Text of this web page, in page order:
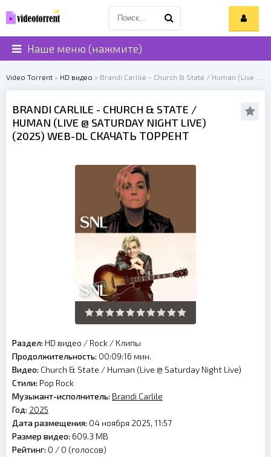
Наше меню (нажмите)
Video Torrent » HD видео » Brandi Carlile - Church & State / Human (Live @ Saturday Night Live) (2025)
BRANDI CARLILE - CHURCH & STATE /
HUMAN (LIVE @ SATURDAY NIGHT LIVE)
(2025) WEB-DL СКАЧАТЬ ТОРРЕНТ
Раздел: HD видео / Rock / Клипы
Продолжительность: 00:09:16 мин.
Видео: Church & State / Human (Live @ Saturday Night Live)
Стили: Pop Rock
Музыкант-исполнитель: Brandi Carlile
Год: 2025
Дата размещения: 04 ноября 2025, 11:57
Размер видео: 609.3 MB
Рейтинг: 0 / 0 (голосов)